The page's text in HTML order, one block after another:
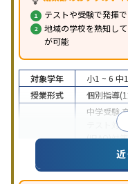
テストや受験で発揮
地域の学校を熟知し
が可能
対象学年 小1 ~ 6 中
授業形式
個別指導
中学受験
テスト対策
(旧AO)対策
私大
対策その